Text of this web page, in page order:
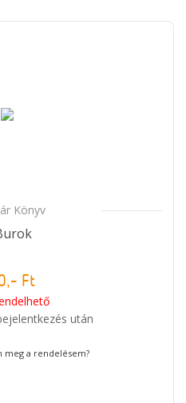
Könyv
Ft
után
meg a rendelésem?